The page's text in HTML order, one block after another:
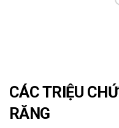
CÁC TRIỆU
RĂNG